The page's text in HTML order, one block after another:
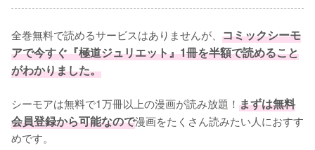
全巻無料で読めるサービスはありませんが、 コミックシーモ
アで今すぐ『極道ジュリエット』1冊を半額で読めること
がわかりました。
シーモアは無料で1万冊以上の漫画が読み放題！ まずは無料
会員登録から可能なので漫画をたくさん読みたい人におすす
めです。